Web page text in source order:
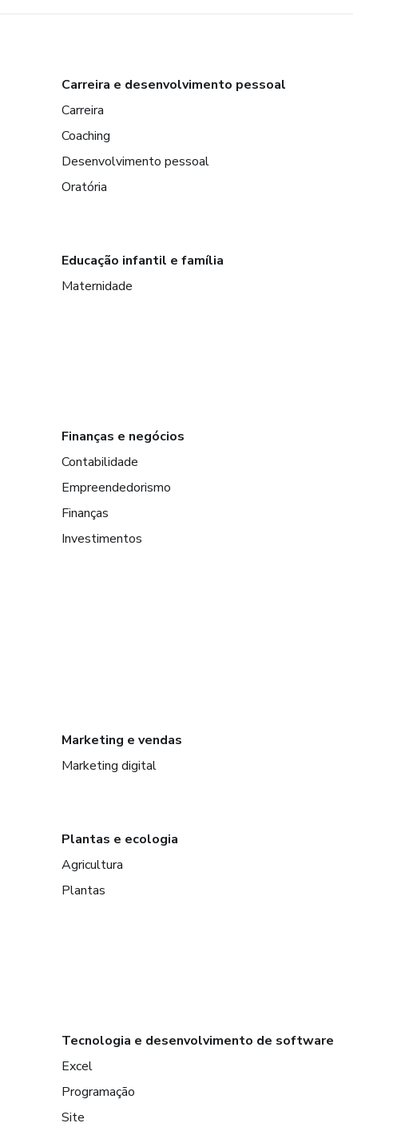
Carreira e desenvolvimento pessoal
Carreira
Coaching
Desenvolvimento pessoal
Oratória
Educação infantil e família
Maternidade
Finanças e negócios
Contabilidade
Empreendedorismo
Finanças
Investimentos
Marketing e vendas
Marketing digital
Plantas e ecologia
Agricultura
Plantas
Tecnologia e desenvolvimento de software
Excel
Programação
Site